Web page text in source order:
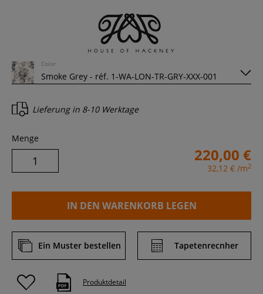
Color
Lieferung in 8-10 Werktage
Menge
220,00 €
32,12 € /m2
IN DEN WARENKORB LEGEN
Ein Muster bestellen Tapetenrecnher
Produktdetail